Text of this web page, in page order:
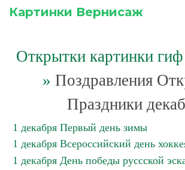
Картинки Вернисаж
Открытки картинки
» Поздравления
Праздники
1 декабря Первый день зимы
1 декабря Всероссийский день
1 декабря День победы руссской